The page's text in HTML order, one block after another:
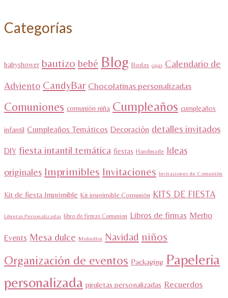
Categorías
babyshower bautizo bebé Blog Bodas cajas Calendario de
Adviento CandyBar Chocolatinas personalizadas
Comuniones comunión niña Cumpleaños cumpleaños
infantil Cumpleaños Temáticos Decoración detalles invitados
DIY fiesta intantil temática fiestas Handmade Ideas
originales Imprimibles Invitaciones Invitaciones de Comunión
Kit de fiesta Imprimible Kit imprimible Comunión KITS DE FIESTA
Libretas Personalizadas libro de firmas Comunion Libros de firmas Merbo
Events Mesa dulce Molinillos Navidad niños
Organización de eventos Packaging Papeleria
personalizada piruletas personalizadas Recuerdos